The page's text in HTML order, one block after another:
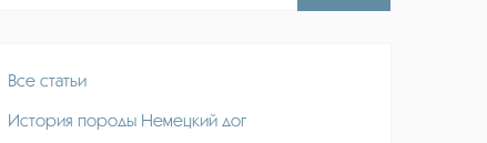
Все статьи
История породы Немецкий дог